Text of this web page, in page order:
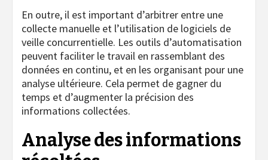
En outre, il est important d’arbitrer entre une
collecte manuelle et l’utilisation de logiciels de
veille concurrentielle. Les outils d’automatisation
peuvent faciliter le travail en rassemblant des
données en continu, et en les organisant pour une
analyse ultérieure. Cela permet de gagner du
temps et d’augmenter la précision des
informations collectées.
Analyse des informations